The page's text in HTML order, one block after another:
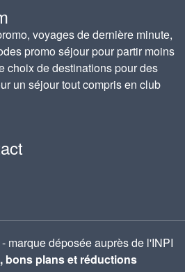
voyages de dernière minute,
promo séjour pour partir moins
choix de destinations pour des
un séjour tout compris en club
- marque déposée auprès de l'INPI
bons plans et réductions